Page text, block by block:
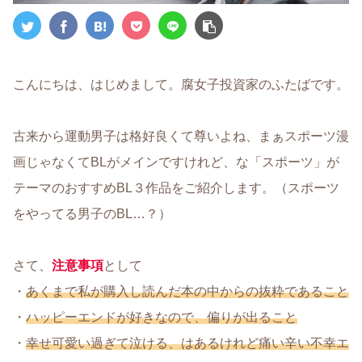
こんにちは、はじめまして。腐女子投資家のふたばです。
古来から運動男子は格好良くて尊いよね、まぁスポーツ漫
画じゃなくてBLがメインですけれど、な「スポーツ」が
テーマのおすすめBL３作品をご紹介します。（スポーツ
をやってる男子のBL…？）
さて、 注意事項として
・ あくまで私が購入し読んだ本の中からの抜粋であること
・ ハッピーエンドが好きなので、偏りが出ること
・ 幸せ可愛い過ぎて泣ける、はあるけれど痛い辛い不幸エ